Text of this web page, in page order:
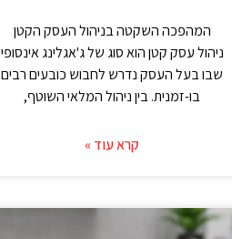
המהפכה השקטה בניהול העסק הקטן
ניהול עסק קטן הוא סוג של ג'אגלינג אינסופי
שבו בעל העסק נדרש לחבוש כובעים רבים
בו-זמנית. בין ניהול המלאי השוטף,
קרא עוד »